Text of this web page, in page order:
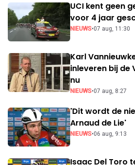
UCI kent geen
voor 4 jaar
NIEUWS•07 aug, 11:30
Karl
inleveren bij de
nu
NIEUWS•07 aug, 8:27
'Dit wordt de
Arnaud de Lie'
NIEUWS•06 aug, 9:13
Isaac Del Toro